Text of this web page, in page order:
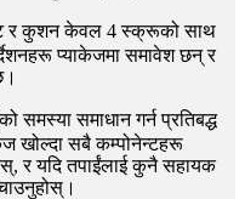
र कुशन केवल 4 स्क्रूको साथ
प्याकेजमा समावेश छन् र
समस्या समाधान गर्न प्रतिबद्ध
खोल्दा सबै कम्पोनेन्टहरू
र यदि तपाईंलाई कुनै सहायक